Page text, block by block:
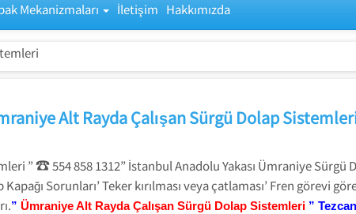
Mekanizmaları İletişim Hakkımızda
Alt Rayda Çalışan Sürgü Dolap
”☎554 858 1312” İstanbul Anadolu Yakası Ümraniye Sürgü
Sorunları’ Teker kırılması veya çatlaması’ Fren görevi
” Ümraniye Alt Rayda Çalışan Sürgü Dolap Sistemleri ”